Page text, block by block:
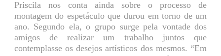
Priscila nos conta ainda sobre o processo de
montagem do espetáculo que durou em torno de um
ano. Segundo ela, o grupo surge pela vontade dos
amigos de realizar um trabalho juntos que
contemplasse os desejos artísticos dos mesmos. “Em